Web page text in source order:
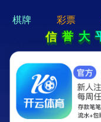
hi 💗